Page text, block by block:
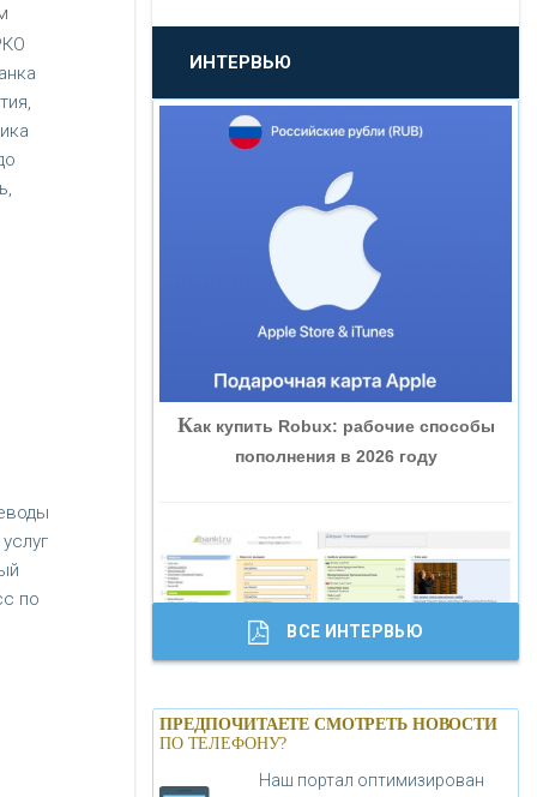
по
«ПРОМСВЯЗЬБАНК»
«НОВИКОМБАНК»
«СМП БАНК»
«ВНЕШПРОМБАНК»
«БАНК ГЛОБЭКС»
«ТРАСТ»
«ГАЗПРОМБАНК»
«МОСКОВСКИЙ КРЕДИТНЫЙ
БАНК»
ИНТЕРВЬЮ
Как купить Robux: рабочие способы
пополнения в 2026 году
Банки.ру обновил логотип впервые за
19 лет - «Лента новостей»
ВСЕ ИНТЕРВЬЮ
ПРЕДПОЧИТАЕТЕ СМОТРЕТЬ НОВОСТИ
ПО ТЕЛЕФОНУ?
Наш портал оптимизирован